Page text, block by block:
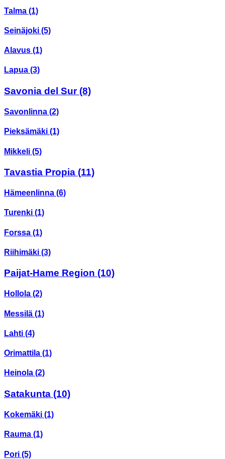
Talma (1)
Seinäjoki (5)
Alavus (1)
Lapua (3)
Savonia del Sur(8)
Savonlinna (2)
Pieksämäki (1)
Mikkeli (5)
Tavastia Propia (11)
Hämeenlinna (6)
Turenki (1)
Forssa (1)
Riihimäki (3)
Paijat-Hame Region (10)
Hollola (2)
Messilä (1)
Lahti (4)
Orimattila (1)
Heinola (2)
Satakunta (10)
Kokemäki (1)
Rauma (1)
Pori (5)